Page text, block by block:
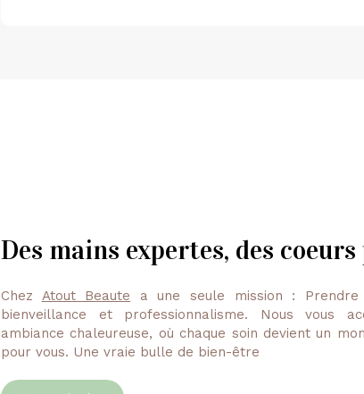
Des mains expertes, des
Chez Atout Beaute a une seule mission :
bienveillance et professionnalisme. Nous vous
ambiance chaleureuse, où chaque soin devient un
pour vous. Une vraie bulle de bien-être